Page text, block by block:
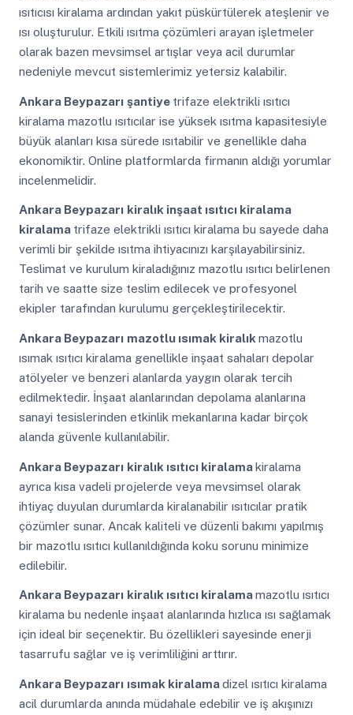
ısıtıcısı kiralama ardından yakıt püskürtülerek ateşlenir ve
ısı oluşturulur. Etkili ısıtma çözümleri arayan işletmeler
olarak bazen mevsimsel artışlar veya acil durumlar
nedeniyle mevcut sistemlerimiz yetersiz kalabilir.
Ankara Beypazarı şantiye trifaze elektrikli ısıtıcı
kiralama mazotlu ısıtıcılar ise yüksek ısıtma kapasitesiyle
büyük alanları kısa sürede ısıtabilir ve genellikle daha
ekonomiktir. Online platformlarda firmanın aldığı yorumlar
incelenmelidir.
Ankara Beypazarı kiralık inşaat ısıtıcı kiralama
kiralama trifaze elektrikli ısıtıcı kiralama bu sayede daha
verimli bir şekilde ısıtma ihtiyacınızı karşılayabilirsiniz.
Teslimat ve kurulum kiraladığınız mazotlu ısıtıcı belirlenen
tarih ve saatte size teslim edilecek ve profesyonel
ekipler tarafından kurulumu gerçekleştirilecektir.
Ankara Beypazarı mazotlu ısımak kiralık mazotlu
ısımak ısıtıcı kiralama genellikle inşaat sahaları depolar
atölyeler ve benzeri alanlarda yaygın olarak tercih
edilmektedir. İnşaat alanlarından depolama alanlarına
sanayi tesislerinden etkinlik mekanlarına kadar birçok
alanda güvenle kullanılabilir.
Ankara Beypazarı kiralık ısıtıcı kiralamakiralama
ayrıca kısa vadeli projelerde veya mevsimsel olarak
ihtiyaç duyulan durumlarda kiralanabilir ısıtıcılar pratik
çözümler sunar. Ancak kaliteli ve düzenli bakımı yapılmış
bir mazotlu ısıtıcı kullanıldığında koku sorunu minimize
edilebilir.
Ankara Beypazarı kiralık ısıtıcı kiralamamazotlu ısıtıcı
kiralama bu nedenle inşaat alanlarında hızlıca ısı sağlamak
için ideal bir seçenektir. Bu özellikleri sayesinde enerji
tasarrufu sağlar ve iş verimliliğini arttırır.
Ankara Beypazarı ısımak kiralamadizel ısıtıcı kiralama
acil durumlarda anında müdahale edebilir ve iş akışınızı